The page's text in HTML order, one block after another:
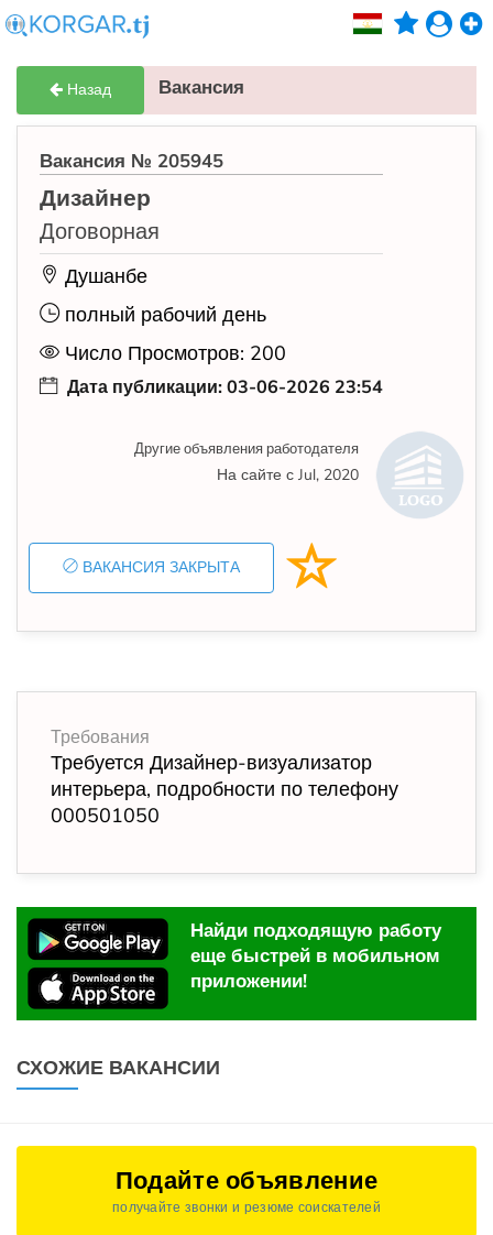
Назад Вакансия
Вакансия № 205945
Дизайнер
Договорная
Душанбе
полный рабочий день
Число Просмотров: 200
Дата публикации: 03-06-2026 23:54
Другие объявления работодателя
На сайте с Jul, 2020
ВАКАНСИЯ ЗАКРЫТА
Требования
Требуется Дизайнер-визуализатор
интерьера, подробности по телефону
000501050
Найди подходящую работу
еще быстрей в мобильном
приложении!
СХОЖИЕ ВАКАНСИИ
Подайте объявление
получайте звонки и резюме соискателей